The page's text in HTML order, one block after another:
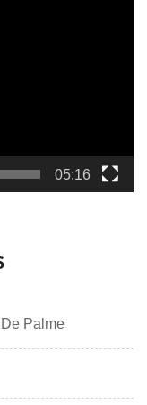
05:16
Palme